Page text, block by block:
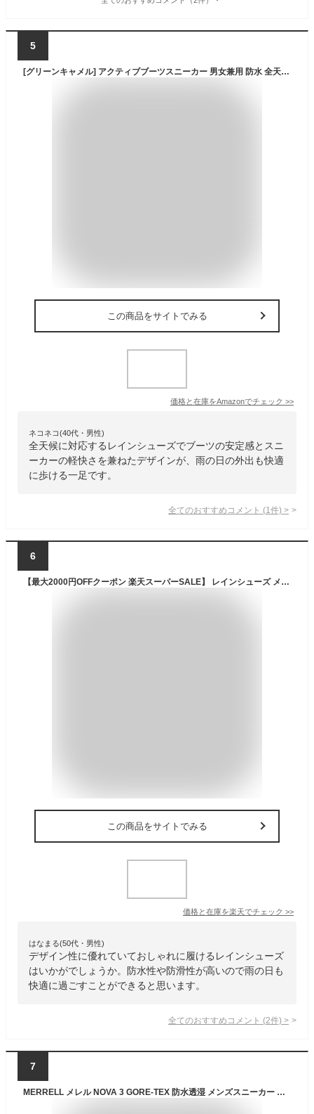
5
[グリーンキャメル] アクティブブーツスニーカー 男女兼用 防水 全天候型
この商品をサイトでみる
価格と在庫をAmazonでチェック >>
ネコネコ(40代・男性)
全天候に対応するレインシューズでブーツの安定感とスニ
ーカーの軽快さを兼ねたデザインが、雨の日の外出も快適
に歩ける一足です。
全てのおすすめコメント (1 件) >
6
【最大2000円OFFクーポン 楽天スーパーSALE】 レインシューズ メンズ ビシネス レインスニーカー レインブーツ 長靴 通勤 おしゃれ ハイカット 防水 防滑 ブラック 雪 雨 メンズシューズ 紳士靴 靴靴パワー
この商品をサイトでみる
価格と在庫を楽天でチェック >>
はなまる(50代・男性)
デザイン性に優れていておしゃれに履けるレインシューズ
はいかがでしょうか。防水性や防滑性が高いので雨の日も
快適に過ごすことができると思います。
全てのおすすめコメント (2件) >
7
MERRELL メレル NOVA 3 GORE-TEX 防水透湿 メンズスニーカー アウトドアシューズ トレイルランニングシューズ ノバ3ゴアテックス J067777 パイングリーン レインシューズ タウンユース ハイキング ローカット 防水・耐水シューズ